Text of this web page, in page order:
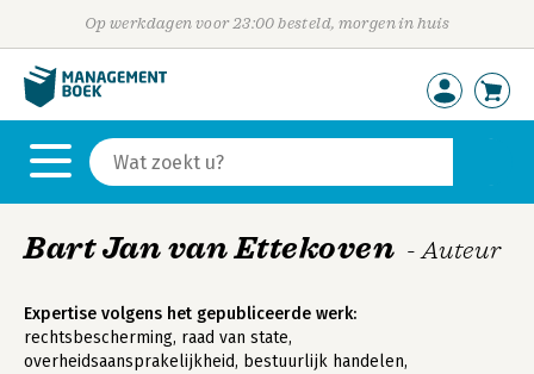
Op werkdagen voor 23:00 besteld, morgen in huis
Bart Jan van Ettekoven - Auteur
Expertise volgens het gepubliceerde werk:
rechtsbescherming, raad van state,
overheidsaansprakelijkheid, bestuurlijk handelen,